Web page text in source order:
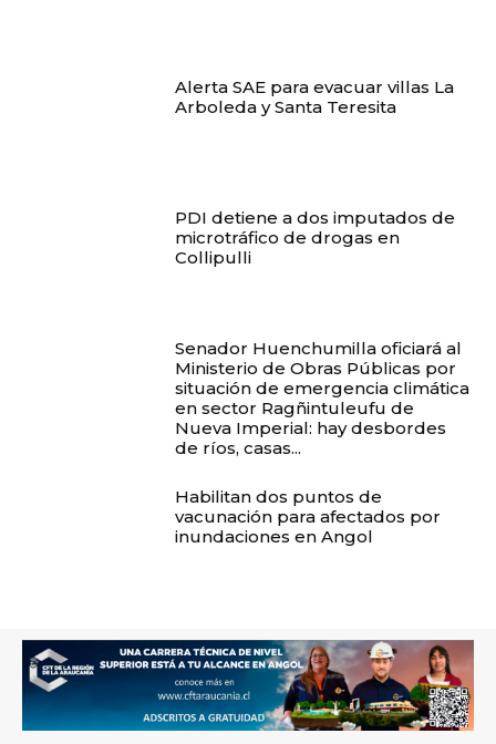
Alerta SAE para evacuar villas La
Arboleda y Santa Teresita
PDI detiene a dos imputados de
microtráfico de drogas en
Collipulli
Senador Huenchumilla oficiará al
Ministerio de Obras Públicas por
situación de emergencia climática
en sector Ragñintuleufu de
Nueva Imperial: hay desbordes
de ríos, casas...
Habilitan dos puntos de
vacunación para afectados por
inundaciones en Angol